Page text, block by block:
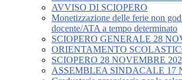
AVVISO DI SCIOPERO
Monetizzazione delle ferie non
docente/ATA a tempo determinato
SCIOPERO GENERALE 28
ORIENTAMENTO
SCIOPERO 28 NOVEMBRE
ASSEMBLEA SINDACALE 17